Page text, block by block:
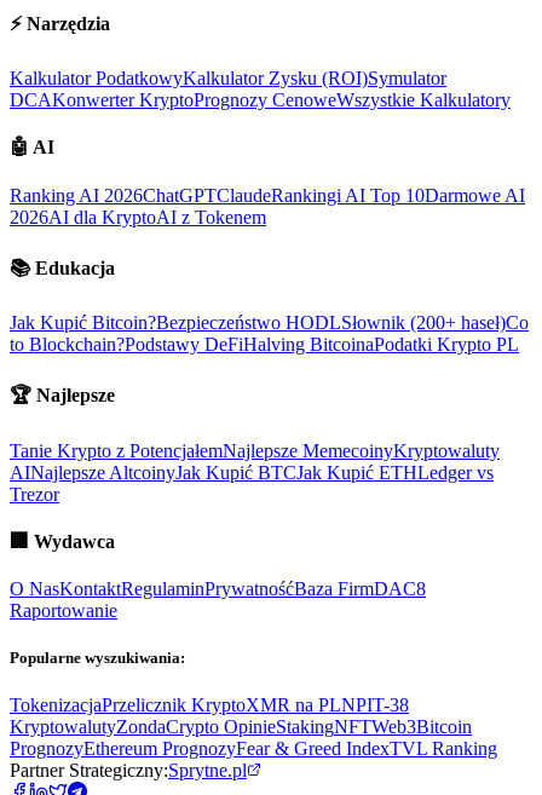
⚡ Narzędzia
Kalkulator PodatkowyKalkulator Zysku (ROI)Symulator
DCAKonwerter KryptoPrognozy CenoweWszystkie Kalkulatory
🤖 AI
Ranking AI 2026ChatGPTClaudeRankingi AI Top 10Darmowe AI
2026AI dla KryptoAI z Tokenem
📚 Edukacja
Jak Kupić Bitcoin?Bezpieczeństwo HODLSłownik (200+ haseł)Co
to Blockchain?Podstawy DeFiHalving BitcoinaPodatki Krypto PL
🏆 Najlepsze
Tanie Krypto z PotencjałemNajlepsze MemecoinyKryptowaluty
AINajlepsze AltcoinyJak Kupić BTCJak Kupić ETHLedger vs
Trezor
🏢 Wydawca
O NasKontaktRegulaminPrywatnośćBaza FirmDAC8
Raportowanie
Popularne wyszukiwania:
TokenizacjaPrzelicznik KryptoXMR na PLNPIT-38
KryptowalutyZondaCrypto OpinieStakingNFTWeb3Bitcoin
PrognozyEthereum PrognozyFear & Greed IndexTVL Ranking
Partner Strategiczny:Sprytne.pl